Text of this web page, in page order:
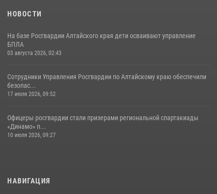
НОВОСТИ
На базе Росгвардии Алтайского края дети осваивают управление
БПЛА
03 августа 2026, 02:43
Сотрудники Управления Росгвардии по Алтайскому краю обеспечили
безопас...
17 июля 2026, 09:52
Офицеры росгвардии стали призерами региональной спартакиады
«Динамо» п...
10 июля 2026, 09:27
НАВИГАЦИЯ